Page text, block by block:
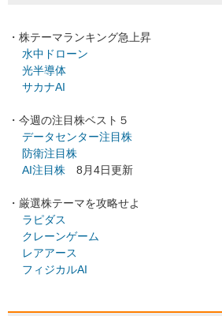
・株テーマランキング急上昇
水中ドローン
光半導体
サカナAI
・今週の注目株ベスト５
データセンター注目株
防衛注目株
AI注目株 8月4日更新
・厳選株テーマを攻略せよ
ラピダス
クレーンゲーム
レアアース
フィジカルAI